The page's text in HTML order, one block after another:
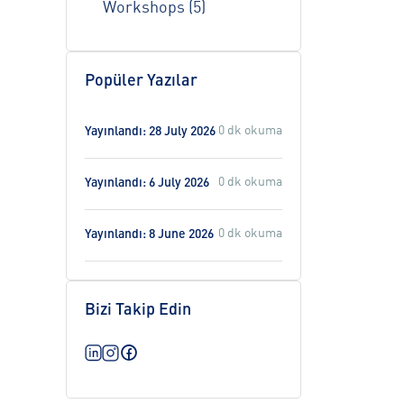
Workshops (5)
Popüler Yazılar
Yayınlandı: 28 July 2026 0 dk okuma
Yayınlandı: 6 July 2026 0 dk okuma
Yayınlandı: 8 June 2026 0 dk okuma
Bizi Takip Edin